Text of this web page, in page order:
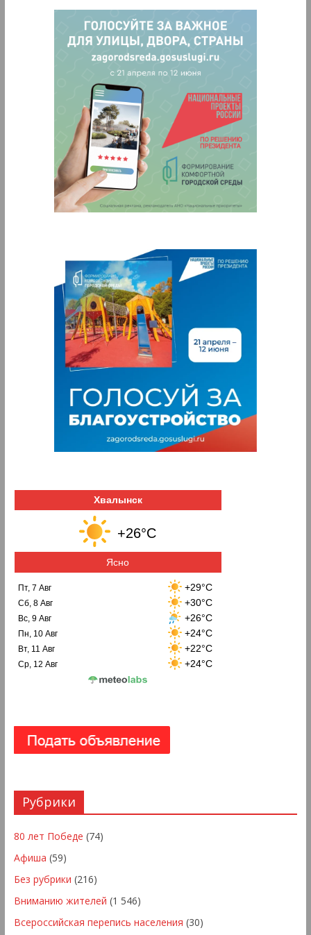
Хвалынск
+26°C
Ясно
Пт, 7 Авг +29°C
Сб, 8 Авг +30°C
Вс, 9 Авг +26°C
Пн, 10 Авг +24°C
Вт, 11 Авг +22°C
Ср, 12 Авг +24°C
Рубрики
80 лет Победе (74)
Афиша (59)
Без рубрики (216)
Вниманию жителей (1 546)
Всероссийская перепись населения (30)